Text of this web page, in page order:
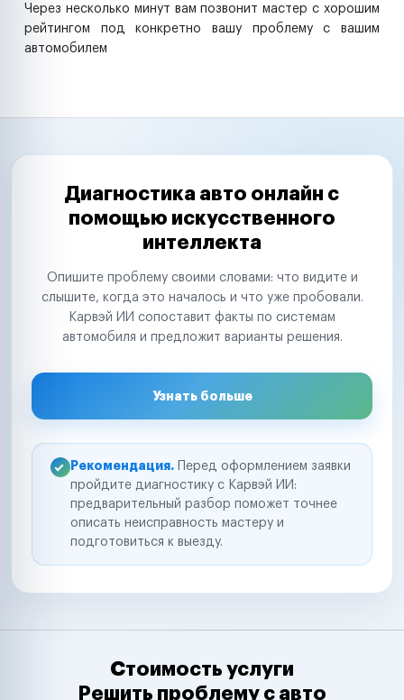
Через несколько минут вам позвонит мастер с хорошим
рейтингом под конкретно вашу проблему с вашим
автомобилем
Диагностика авто онлайн с
помощью искусственного
интеллекта
Опишите проблему своими словами: что видите и
слышите, когда это началось и что уже пробовали.
Карвэй ИИ сопоставит факты по системам
автомобиля и предложит варианты решения.
Узнать больше
Рекомендация. Перед оформлением заявки
пройдите диагностику с Карвэй ИИ:
предварительный разбор поможет точнее
описать неисправность мастеру и
подготовиться к выезду.
Стоимость услуги
Решить проблему с авто